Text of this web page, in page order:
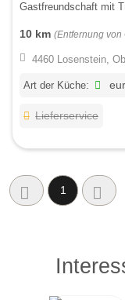
Gastfreundschaft mit
10 km (Entfernung von
4460 Losenstein,
Art der Küche:
Lieferservice
1